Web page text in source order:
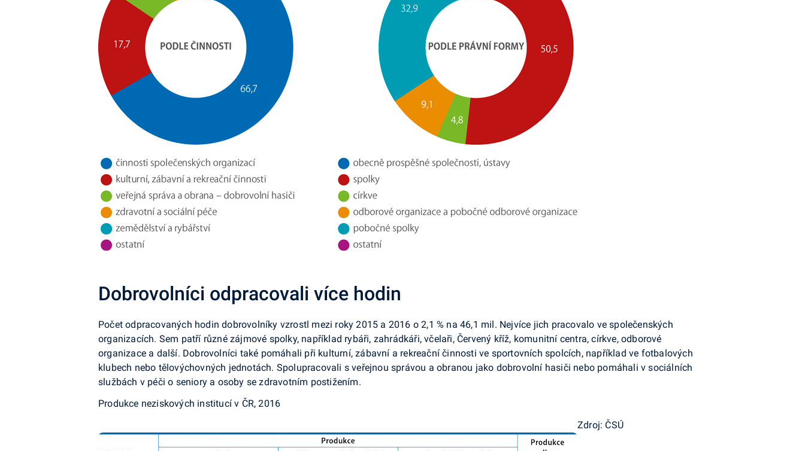
Dobrovolníci odpracovali více hodin
Počet odpracovaných hodin dobrovolníky vzrostl mezi roky 2015 a 2016 o 2,1 % na 46,1 mil. Nejvíce jich pracovalo ve společenských
organizacích. Sem patří různé zájmové spolky, například rybáři, zahrádkáři, včelaři, Červený kříž, komunitní centra, církve, odborové
organizace a další. Dobrovolníci také pomáhali při kulturní, zábavní a rekreační činnosti ve sportovních spolcích, například ve fotbalových
klubech nebo tělovýchovných jednotách. Spolupracovali s veřejnou správou a obranou jako dobrovolní hasiči nebo pomáhali v sociálních
službách v péči o seniory a osoby se zdravotním postižením.
Produkce neziskových institucí v ČR, 2016
Zdroj: ČSÚ